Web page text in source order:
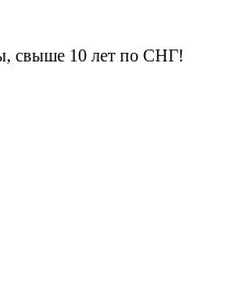
свыше 10 лет по СНГ!